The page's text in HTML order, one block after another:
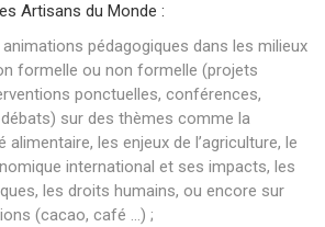
Artisans du Monde :
pédagogiques dans les milieux
formelle ou non formelle (projets
ponctuelles, conférences,
sur des thèmes comme la
alimentaire, les enjeux de l’agriculture, le
international et ses impacts, les
les droits humains, ou encore sur
(cacao, café …) ;